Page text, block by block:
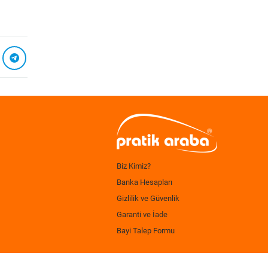
Biz Kimiz?
Banka Hesapları
Gizlilik ve Güvenlik
Garanti ve İade
Bayi Talep Formu